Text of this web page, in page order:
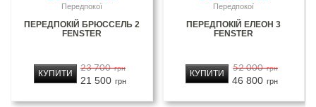
Передпокої
ПЕРЕДПОКІЙ БРЮССЕЛЬ 2
FENSTER
23 700 грн
21 500 грн
КУПИТИ
Передпокої
ПЕРЕДПОКІЙ ЕЛЕОН 3
FENSTER
52 000 грн
46 800 грн
КУПИТИ